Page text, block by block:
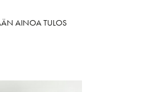
AINOA TULOS